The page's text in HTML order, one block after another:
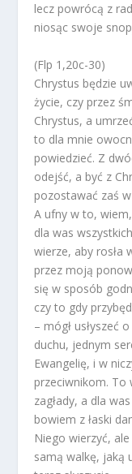
lecz powrócą z
niosąc swoje
(Flp 1,20c-30)
Chrystus będzie
życie, czy przez
Chrystus, a
to dla mnie
powiedzieć. Z
odejść, a być z
pozostawać zaś
A ufny w to,
dla was
wierze, aby rosła
przez moją
się w sposób
czy to gdy
– mógł usłyszeć
duchu, jednym
Ewangelię, i w
przeciwnikom. To
zagłady, a dla
bowiem z łaski
Niego wierzyć,
samą walkę, jaką